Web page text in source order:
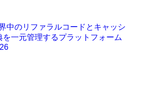
中のリファラルコードとキャッシ
を一元管理するプラットフォーム